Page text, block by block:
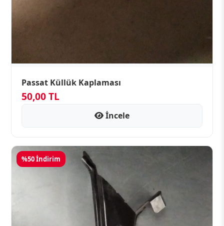
Passat Küllük Kaplaması
50,00 TL
İncele
%50 İndirim